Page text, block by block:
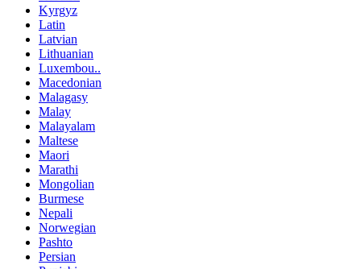
Kyrgyz
Latin
Latvian
Lithuanian
Luxembou..
Macedonian
Malagasy
Malay
Malayalam
Maltese
Maori
Marathi
Mongolian
Burmese
Nepali
Norwegian
Pashto
Persian